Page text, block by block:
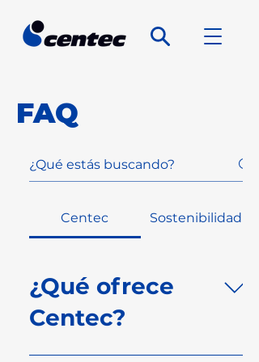
FAQ
Centec Sostenibilidad
¿Qué ofrece
Centec?